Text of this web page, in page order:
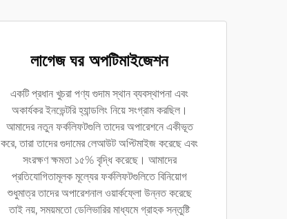
লাগেজ ঘর অপটিমাইজেশন
একটি প্রধান খুচরা পণ্য গুদাম স্থান ব্যবস্থাপনা এবং
অকার্যকর ইনভেন্টরি হ্যান্ডলিং নিয়ে সংগ্রাম করছিল।
আমাদের নতুন ফর্কলিফটগুলি তাদের অপারেশনে একীভূত
করে, তারা তাদের গুদামের লেআউট অপ্টিমাইজ করেছে এবং
সংরক্ষণ ক্ষমতা ১৫% বৃদ্ধি করেছে। আমাদের
প্রতিযোগিতামূলক মূল্যের ফর্কলিফটগুলিতে বিনিয়োগ
শুধুমাত্র তাদের অপারেশনাল ওয়ার্কফ্লো উন্নত করেছে
তাই নয়, সময়মতো ডেলিভারির মাধ্যমে গ্রাহক সন্তুষ্টি